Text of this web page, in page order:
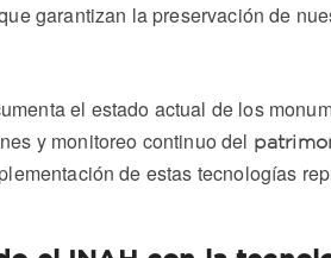
garantizan la preservación de
el estado actual de los
y monitoreo continuo del
de estas tecnologías